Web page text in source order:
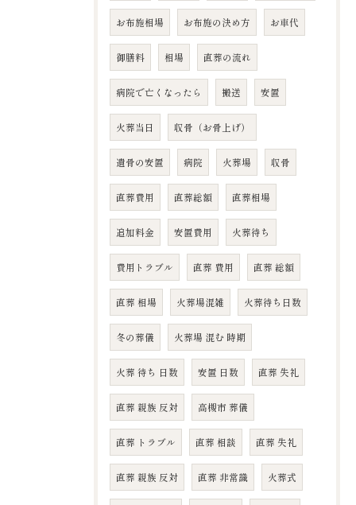
お布施相場 お布施の決め方 お車代
御膳料 相場 直葬の流れ
病院で亡くなったら 搬送 安置
火葬当日 収骨（お骨上げ）
遺骨の安置 病院 火葬場 収骨
直葬費用 直葬総額 直葬相場
追加料金 安置費用 火葬待ち
費用トラブル 直葬 費用 直葬 総額
直葬 相場 火葬場混雑 火葬待ち日数
冬の葬儀 火葬場 混む 時期
火葬 待ち 日数 安置 日数 直葬 失礼
直葬 親族 反対 高槻市 葬儀
直葬 トラブル 直葬 相談 直葬 失礼
直葬 親族 反対 直葬 非常識 火葬式